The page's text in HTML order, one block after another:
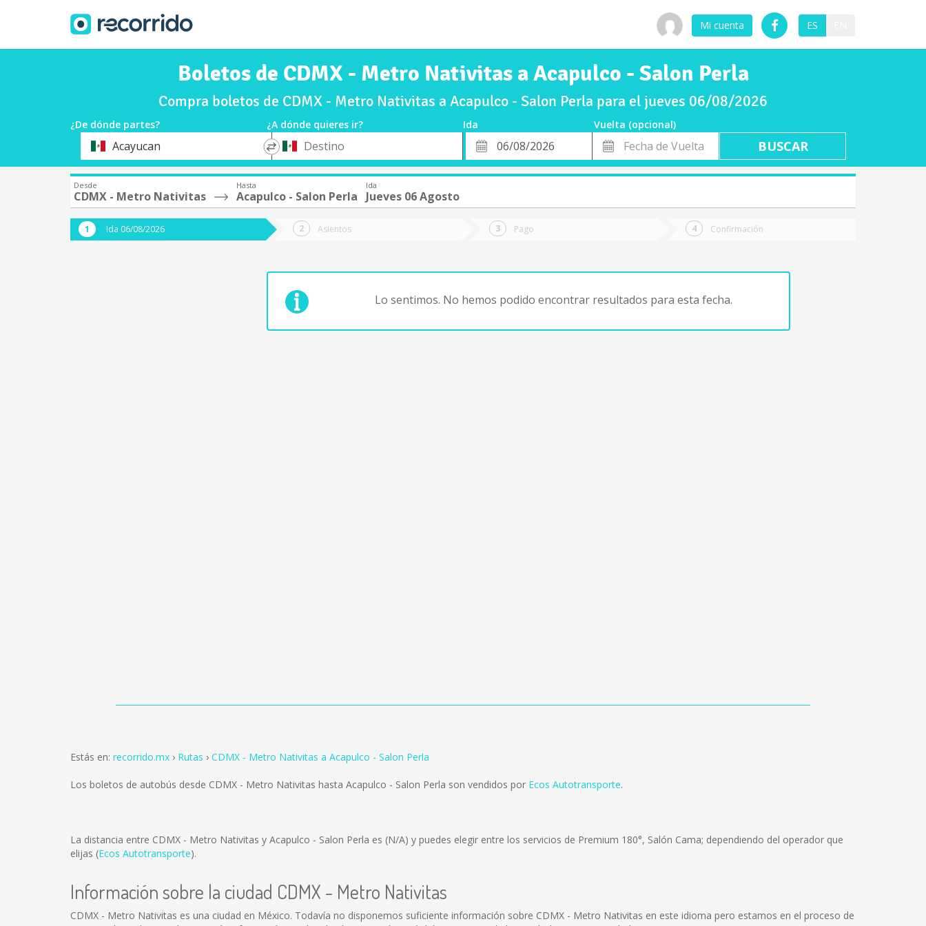
Mi cuenta ES
Boletos de CDMX - Metro Nativitas a Acapulco - Salon Perla
Compra boletos de CDMX - Metro Nativitas a Acapulco - Salon Perla para el jueves 06/08/2026
¿De dónde partes? ¿A dónde quieres ir? Ida
Vuelta (opcional)
OrigenAcayucan
*
Destino
Fecha
de
Fecha
de
Vuelta
Desde
CDMX - Metro Nativitas
Hasta
Acapulco - Salon Perla
Ida
Jueves 06 Agosto
Ida 06/08/2026 Asientos Pago Confirmación
Lo sentimos. No hemos podido encontrar resultados para esta fecha.
Estás en: recorrido.mx Rutas CDMX - Metro Nativitas a Acapulco - Salon Perla
Los boletos de autobús desde CDMX - Metro Nativitas hasta Acapulco - Salon Perla son vendidos por Ecos Autotransporte.
La distancia entre CDMX - Metro Nativitas y Acapulco - Salon Perla es (N/A) y puedes elegir entre los servicios de Premium 180°, Salón Cama; dependiendo del operador que
elijas (Ecos Autotransporte).
Información sobre la ciudad CDMX - Metro Nativitas
CDMX - Metro Nativitas es una ciudad en México. Todavía no disponemos suficiente información sobre CDMX - Metro Nativitas en este idioma pero estamos en el proceso de